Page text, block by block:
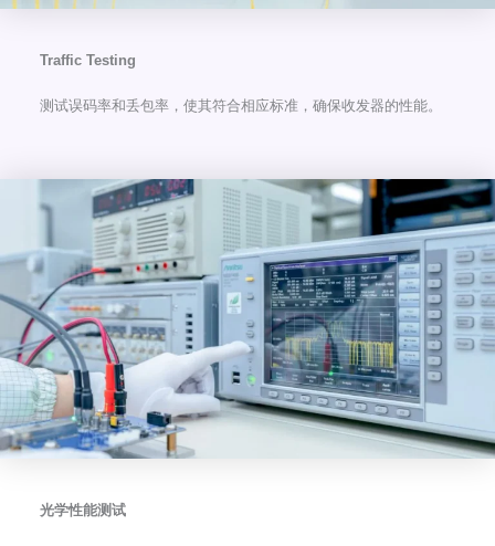
Traffic Testing
测试误码率和丢包率，使其符合相应标准，确保收发器的性能。
光学性能测试